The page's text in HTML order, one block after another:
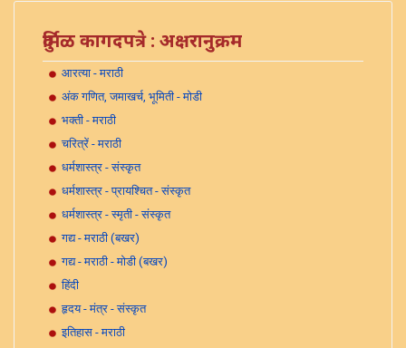
दुर्मिळ कागदपत्रे : अक्षरानुक्रम
आरत्या - मराठी
अंक गणित, जमाखर्च, भूमिती - मोडी
भक्ती - मराठी
चरित्रें - मराठी
धर्मशास्त्र - संस्कृत
धर्मशास्त्र - प्रायश्चित - संस्कृत
धर्मशास्त्र - स्मृती - संस्कृत
गद्य - मराठी (बखर)
गद्य - मराठी - मोडी (बखर)
हिंदी
हृदय - मंत्र - संस्कृत
इतिहास - मराठी